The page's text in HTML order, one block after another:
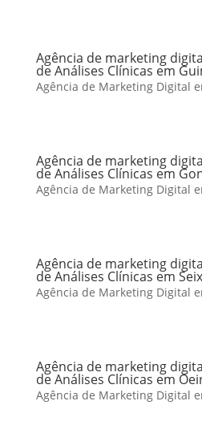
Agência de marketing
de Análises Clínicas em
Agência de Marketing Digital
Agência de marketing
de Análises Clínicas em
Agência de Marketing Digital
Agência de marketing
de Análises Clínicas em
Agência de Marketing Digital
Agência de marketing
de Análises Clínicas em
Agência de Marketing Digital